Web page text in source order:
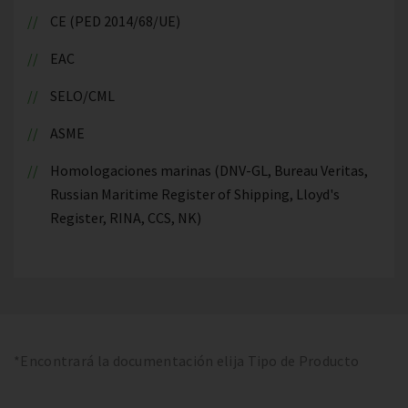
CE (PED 2014/68/UE)
EAC
SELO/CML
ASME
Homologaciones marinas (DNV-GL, Bureau Veritas,
Russian Maritime Register of Shipping, Lloyd's
Register, RINA, CCS, NK)
*Encontrará la documentación elija Tipo de Producto